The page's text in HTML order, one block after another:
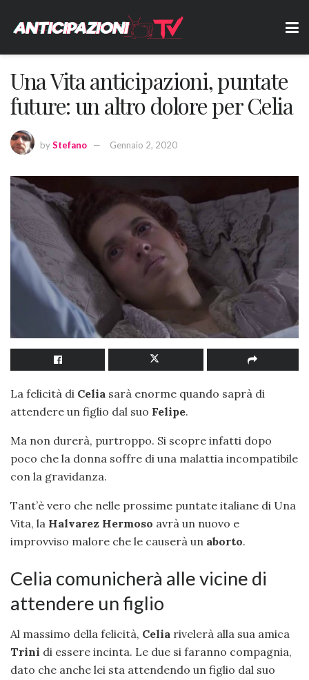
Una Vita anticipazioni, puntate
future: un altro dolore per Celia
byStefano Gennaio 2, 2020
La felicità di Celia sarà enorme quando saprà di
attendere un figlio dal suo Felipe.
Ma non durerà, purtroppo. Si scopre infatti dopo
poco che la donna soffre di una malattia incompatibile
con la gravidanza.
Tant’è vero che nelle prossime puntate italiane di Una
Vita, la Halvarez Hermoso avrà un nuovo e
improvviso malore che le causerà un aborto.
Celia comunicherà alle vicine di
attendere un figlio
Al massimo della felicità, Celia rivelerà alla sua amica
Trini di essere incinta. Le due si faranno compagnia,
dato che anche lei sta attendendo un figlio dal suo